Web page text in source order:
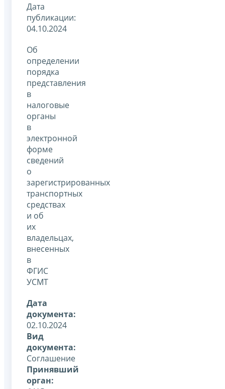
Дата
публикации:
04.10.2024
Об
определении
порядка
представления
в
налоговые
органы
в
электронной
форме
сведений
о
зарегистрированных
транспортных
средствах
и об
их
владельцах,
внесенных
в
ФГИС
УСМТ
Дата
документа:
02.10.2024
Вид
документа:
Соглашение
Принявший
орган: